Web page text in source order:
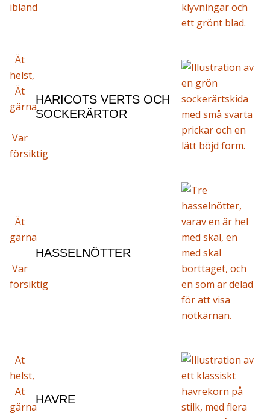
ibland
Ät
helst,
Ät
gärna
Var
försiktig
HARICOTS VERTS OCH
SOCKERÄRTOR
Ät
gärna
Var
försiktig
HASSELNÖTTER
Ät
helst,
Ät
gärna
HAVRE